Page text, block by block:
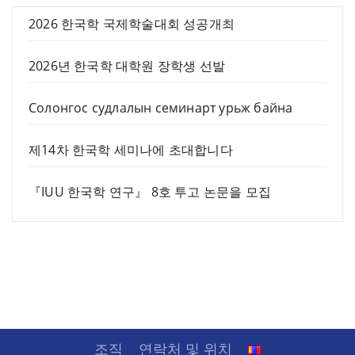
2026 한국학 국제학술대회 성공개최
2026년 한국학 대학원 장학생 선발
Солонгос судлалын семинарт урьж байна
제14차 한국학 세미나에 초대합니다
『IUU 한국학 연구』 8호 투고 논문을 모집
조직 연락처 및 위치